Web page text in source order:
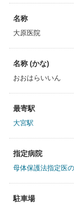
名称
大原医院
名称 (かな)
おおはらいいん
最寄駅
大宮駅
指定病院
母体保護法指定医
駐車場